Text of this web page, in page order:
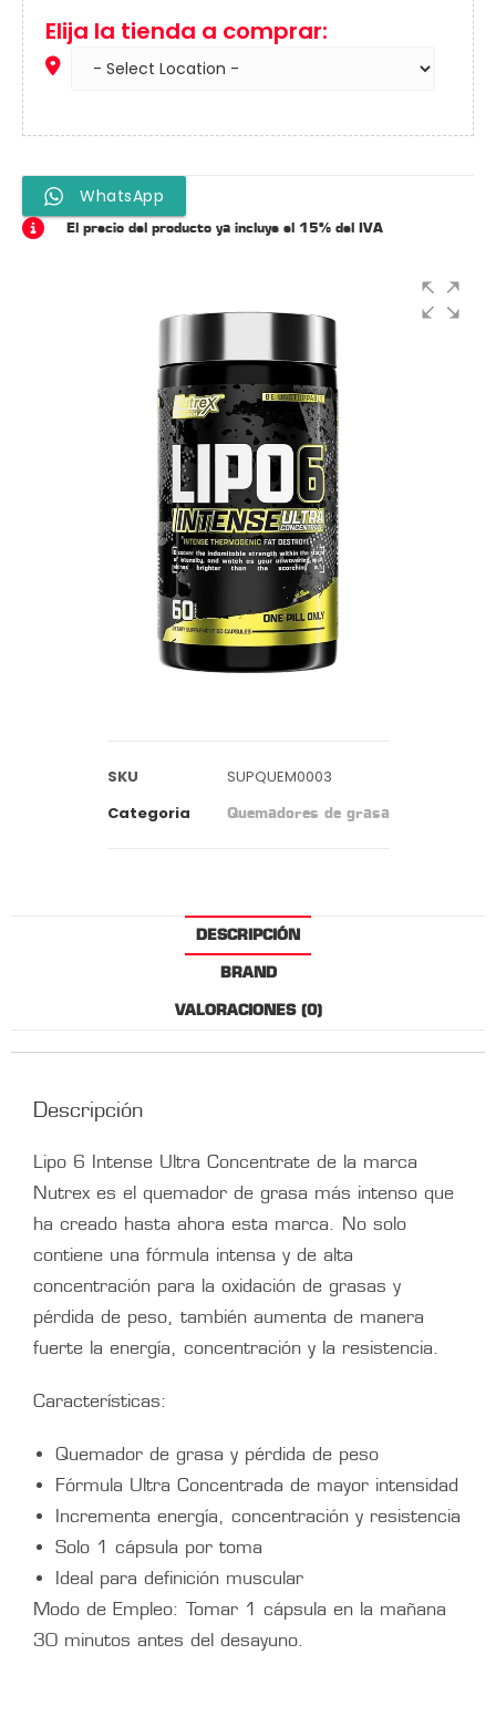
Elija la tienda a comprar:
WhatsApp
El precio del producto ya incluye el 15% del IVA
SKU
SUPQUEM0003
Categoria
Quemadores de grasa
DESCRIPCIÓN
BRAND
VALORACIONES (0)
Descripción
Lipo 6 Intense Ultra Concentrate de la marca
Nutrex es el quemador de grasa más intenso que
ha creado hasta ahora esta marca. No solo
contiene una fórmula intensa y de alta
concentración para la oxidación de grasas y
pérdida de peso, también aumenta de manera
fuerte la energía, concentración y la resistencia.
Características:
Quemador de grasa y pérdida de peso
Fórmula Ultra Concentrada de mayor intensidad
Incrementa energía, concentración y resistencia
Solo 1 cápsula por toma
Ideal para definición muscular
Modo de Empleo: Tomar 1 cápsula en la mañana
30 minutos antes del desayuno.